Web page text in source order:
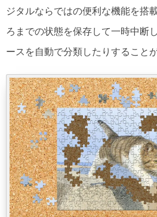
ジタルならではの便利な機能を搭
ろまでの状態を保存して一時中断し
ースを自動で分類したりすること